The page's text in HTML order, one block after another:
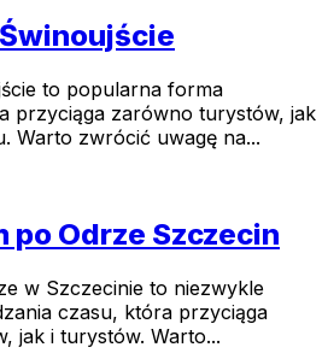
to popularna forma
przyciąga zarówno turystów, jak
Warto zwrócić uwagę na...
po Odrze Szczecin
w Szczecinie to niezwykle
czasu, która przyciąga
jak i turystów. Warto...